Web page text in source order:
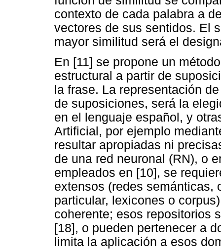
contexto de cada palabra a
vectores de sus sentidos. El
mayor similitud será el
En [11] se propone un
estructural a partir de
la frase. La representación
de suposiciones, será la
en el lenguaje español, y
Artificial, por ejemplo
resultar apropiadas ni
de una red neuronal (RN), o
empleados en [10], se
extensos (redes semánticas,
particular, lexicones o
coherente; esos repositorios
[18], o pueden pertenecer a
limita la aplicación a esos